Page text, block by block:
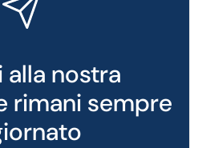
nostra
rimani sempre